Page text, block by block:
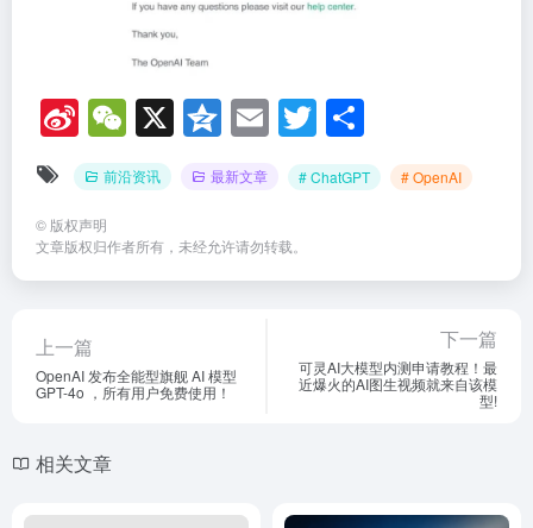
Si
n
a
W
ei
o
W
e
C
h
at
X Q
z
o
n
e
E
m
ail
T
wi
tt
享
前沿资讯 最新文章 # ChatGPT # OpenAI
© 版权声明
文章版权归作者所有，未经允许请勿转载。
上一篇
OpenAI 发布全能型旗舰 AI 模型
GPT-4o ，所有用户免费使用！
下一篇
可灵AI大模型内测申请教程！最
近爆火的AI图生视频就来自该模
型!
相关文章